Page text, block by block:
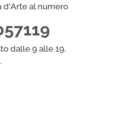
d'Arte al numero
dalle 9 alle 19,